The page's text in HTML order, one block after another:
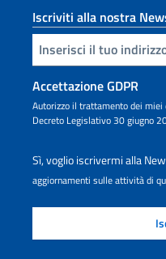
Iscriviti alla nostra
Inserisci la tua email
Accettazione GDPR
Autorizzo il trattamento dei miei
Decreto Legislativo 30 giugno
Sì, voglio iscrivermi alla
aggiornamenti sulle attività di